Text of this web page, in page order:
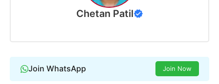
Chetan Patil
Join WhatsApp Join Now